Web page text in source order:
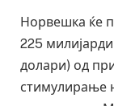
Норвешка ќе
225
долари) од
стимулирање